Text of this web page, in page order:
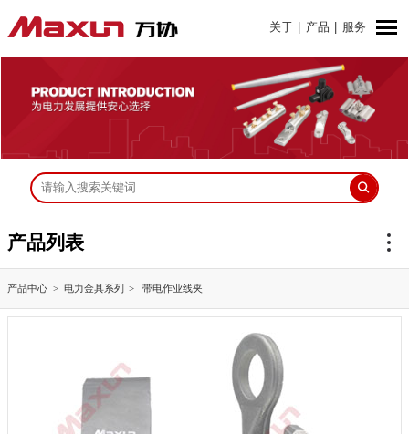
关于 产品 服务
产品列表
产品中心 电力金具系列 带电作业线夹